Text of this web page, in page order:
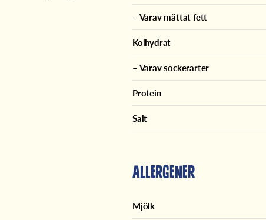
– Varav mättat fett
Kolhydrat
– Varav sockerarter
Protein
Salt
Allergener
Mjölk